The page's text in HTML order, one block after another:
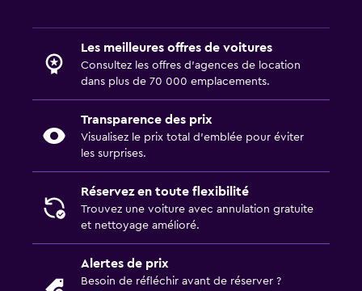
Les meilleures offres de voitures
Consultez les offres d’agences de location
dans plus de 70 000 emplacements.
Transparence des prix
Visualisez le prix total d’emblée pour éviter
les surprises.
Réservez en toute flexibilité
Trouvez une voiture avec annulation gratuite
et nettoyage amélioré.
Alertes de prix
Besoin de réfléchir avant de réserver ?